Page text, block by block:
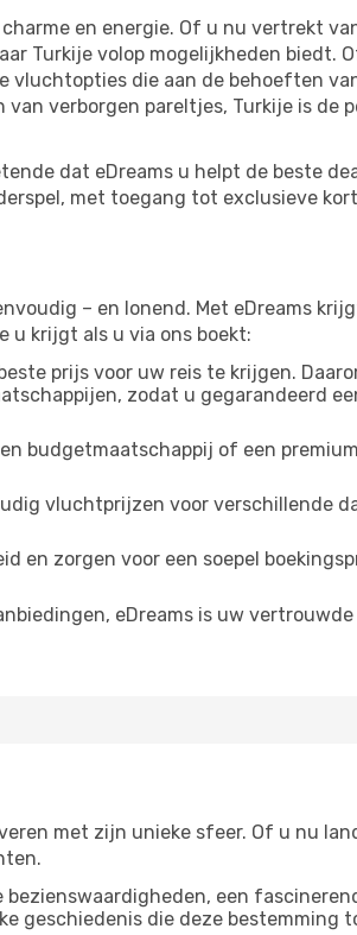
en energie. Of u nu vertrekt
Turkije volop mogelijkheden biedt.
die aan de behoeften
verborgen pareltjes, Turkije is de
dat eDreams u helpt de beste
met toegang tot exclusieve
– en lonend. Met eDreams
u krijgt als u via ons boekt:
prijs voor uw reis te krijgen.
zodat u gegarandeerd
budgetmaatschappij of een
vluchtprijzen voor verschillende
en zorgen voor een soepel
eDreams is uw
met zijn unieke sfeer. Of u nu
een
geschiedenis die deze bestemming